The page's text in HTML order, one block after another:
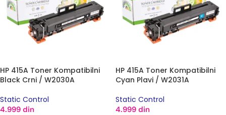
HP 415A Toner Kompatibilni
Black Crni / W2030A
Static Control
4.999 din
HP 415A Toner Kompatibilni
Cyan Plavi / W2031A
Static Control
4.999 din